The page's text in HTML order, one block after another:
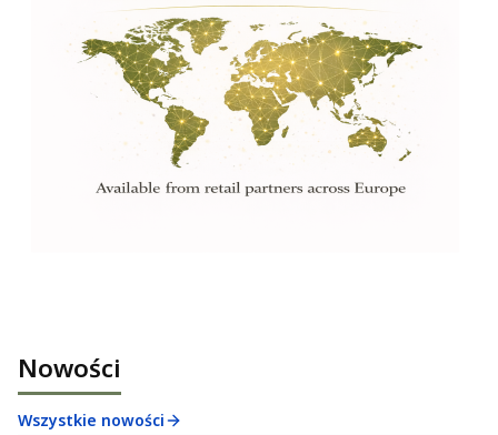
Nowości
Wszystkie nowości